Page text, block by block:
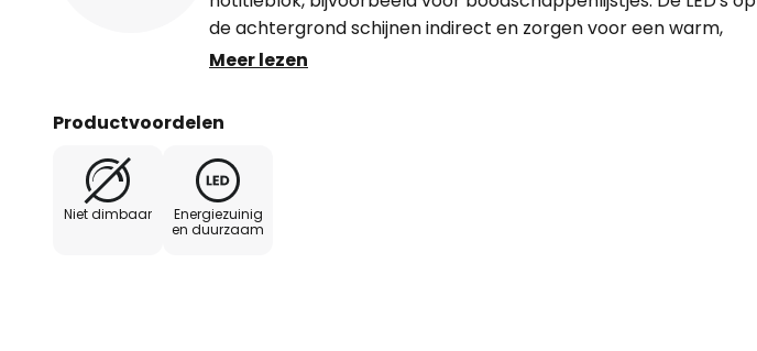
de achtergrond schijnen indirect en zorgen voor een warm,
decoratief licht. Perfect voor keukens, eetkamers of gangen.
Meer lezen
Productvoordelen
Niet dimbaar
Energiezuinig
en duurzaam